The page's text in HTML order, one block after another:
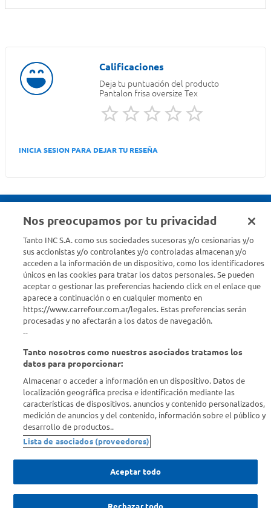
Deja tu puntuación del producto
Pantalon frisa oversize Tex
INICIA SESION PARA DEJAR TU RESEÑA
Estamos para ayudarte
¿Tenés una consulta? Comunicate con nosotros acá
Descubrí Carrefour
Conocenos
Info útil
Comprá Online
Nos preocupamos por tu privacidad
Tanto INC S.A. como sus sociedades sucesoras y/o cesionarias y/o
sus accionistas y/o controlantes y/o controladas almacenan y/o
acceden a la información de un dispositivo, como los identificadores
únicos en las cookies para tratar los datos personales. Se pueden
aceptar o gestionar las preferencias haciendo click en el enlace que
aparece a continuación o en cualquier momento en
https://www.carrefour.com.ar/legales. Estas preferencias serán
procesadas y no afectarán a los datos de navegación.
--
Tanto nosotros como nuestros asociados tratamos los
datos para proporcionar:
Almacenar o acceder a información en un dispositivo. Datos de
localización geográfica precisa e identificación mediante las
características de dispositivos. anuncios y contenido personalizados,
medición de anuncios y del contenido, información sobre el público y
desarrollo de productos..
Lista de asociados (proveedores)
Aceptar todo